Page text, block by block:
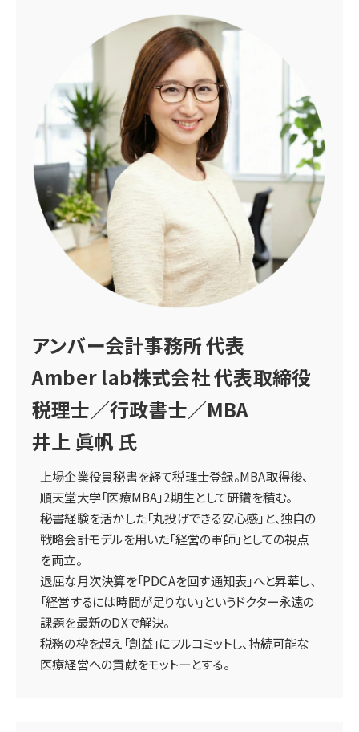
アンバー会計事務所 代表
Amber lab株式会社 代表取締役
税理士／行政書士／MBA
井上 眞帆 氏
上場企業役員秘書を経て税理士登録。MBA取得後、
順天堂大学「医療MBA」2期生として研鑽を積む。
秘書経験を活かした「丸投げできる安心感」と、独自の
戦略会計モデルを用いた「経営の軍師」としての視点
を両立。
退屈な月次決算を「PDCAを回す通知表」へと昇華し、
「経営するには時間が足りない」というドクター永遠の
課題を最新のDXで解決。
税務の枠を超え「創益」にフルコミットし、持続可能な
医療経営への貢献をモットーとする。